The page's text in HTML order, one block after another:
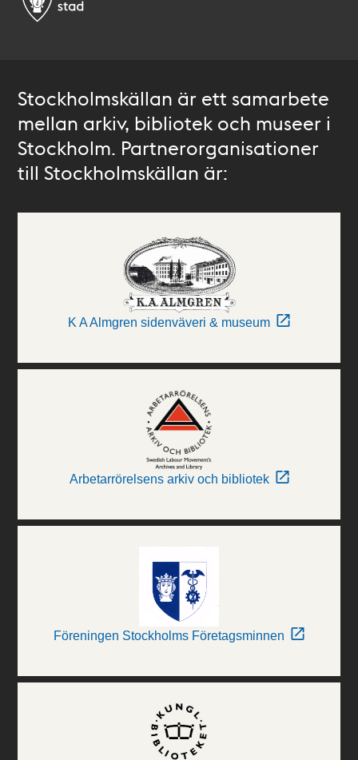
Stockholmskällan är ett samarbete
mellan arkiv, bibliotek och museer i
Stockholm. Partnerorganisationer
till Stockholmskällan är:
K A Almgren sidenväveri & museum
Arbetarrörelsens arkiv och bibliotek
Föreningen Stockholms Företagsminnen